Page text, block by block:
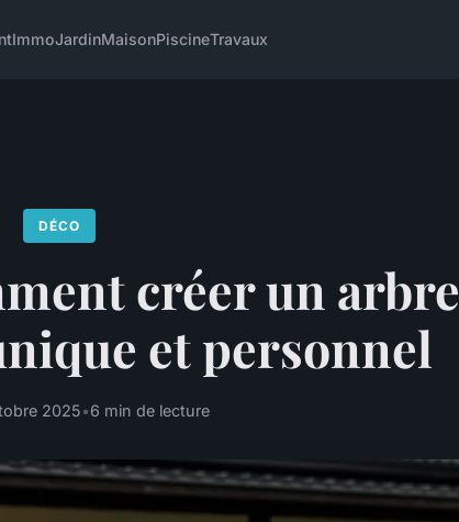
ImmoJardinMaisonPiscineTravaux
DÉCO
créer un arbre
et personnel
2025•6 min de lecture